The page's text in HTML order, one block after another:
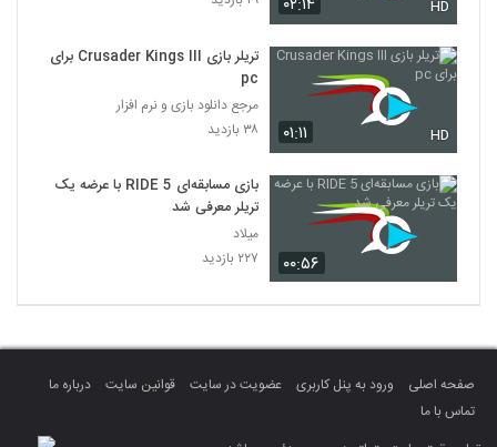
HD
۰۱:۱۱ HD
تریلر بازی Crusader Kings III برای
pc
مرجع دانلود بازی و نرم افزار
۳۸ بازدید
۰۰:۵۶
بازی مسابقه‌ای RIDE 5 با عرضه یک
تریلر معرفی شد
میلاد
۲۲۷ بازدید
صفحه اصلی ورود به پنل کاربری عضویت در سایت قوانین سایت
درباره ما
تماس با ما